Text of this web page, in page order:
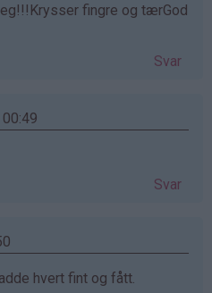
fingre og tærGod
Svar
Svar
hvert fint og fått.